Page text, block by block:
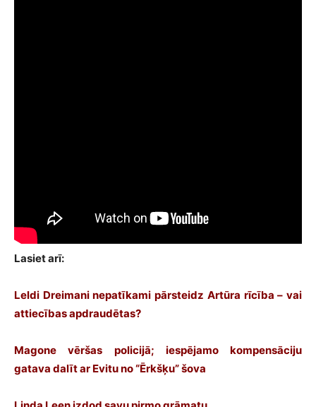
Lasiet arī:
Leldi Dreimani nepatīkami pārsteidz Artūra rīcība – vai
attiecības apdraudētas?
Magone vēršas policijā; iespējamo kompensāciju
gatava dalīt ar Evitu no “Ērkšķu” šova